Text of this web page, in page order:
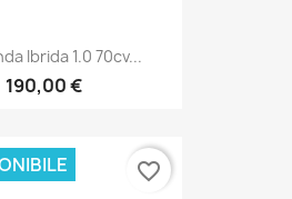
Ibrida 1.0 70cv...
190,00 €
favorite_border